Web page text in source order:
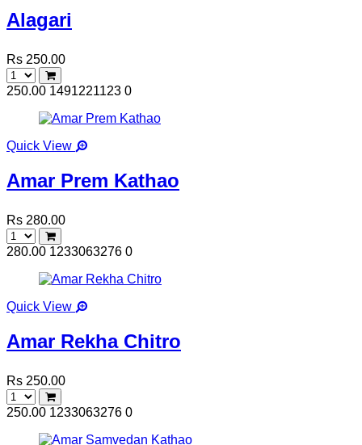
Alagari
Rs 250.00
250.00 1491221123 0
Quick View
Amar Prem Kathao
Rs 280.00
280.00 1233063276 0
Quick View
Amar Rekha Chitro
Rs 250.00
250.00 1233063276 0